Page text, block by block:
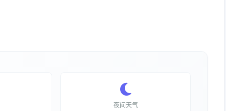
夜间天气